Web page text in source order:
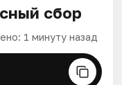
сбор
1 минуту назад